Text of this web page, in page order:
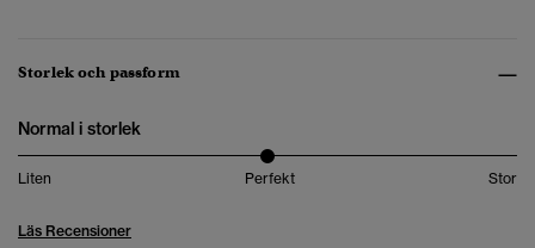
Storlek och passform
Normal i storlek
Liten Perfekt Stor
Läs Recensioner